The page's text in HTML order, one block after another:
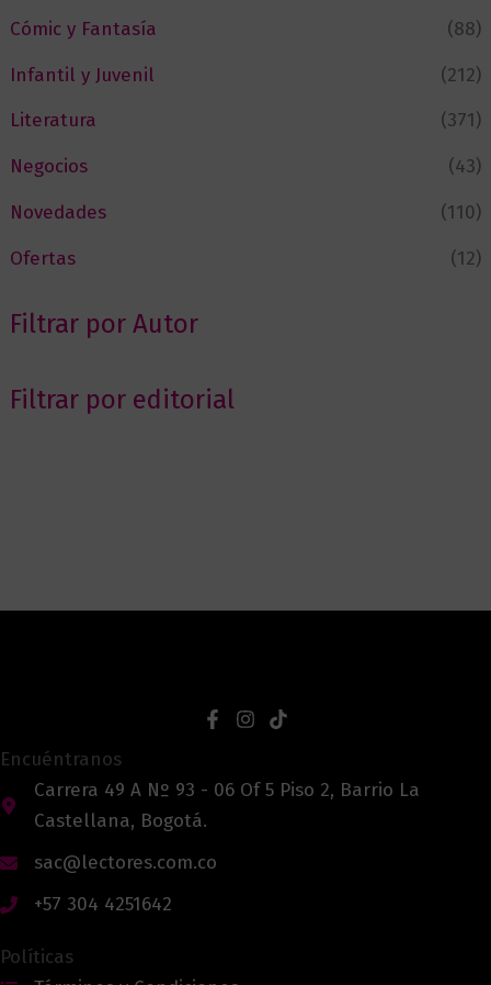
Cómic y Fantasía
(88)
Infantil y Juvenil
(212)
Literatura
(371)
Negocios
(43)
Novedades
(110)
Ofertas
(12)
Filtrar por Autor
Filtrar por editorial
Encuéntranos
Carrera 49 A Nº 93 - 06 Of 5 Piso 2, Barrio La
Castellana, Bogotá.
sac@lectores.com.co
+57 304 4251642
Políticas